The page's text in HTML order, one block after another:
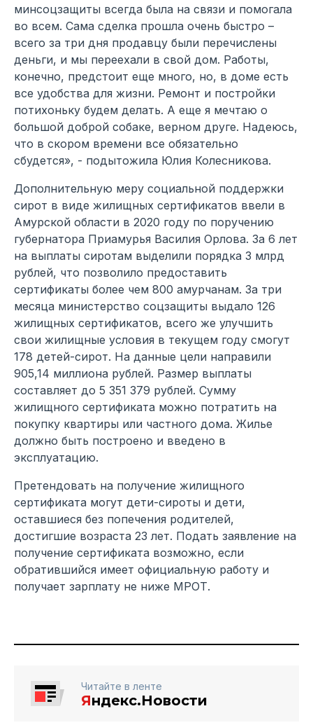
минсоцзащиты всегда была на связи и помогала
во всем. Сама сделка прошла очень быстро –
всего за три дня продавцу были перечислены
деньги, и мы переехали в свой дом. Работы,
конечно, предстоит еще много, но, в доме есть
все удобства для жизни. Ремонт и постройки
потихоньку будем делать. А еще я мечтаю о
большой доброй собаке, верном друге. Надеюсь,
что в скором времени все обязательно
сбудется», - подытожила Юлия Колесникова.
Дополнительную меру социальной поддержки
сирот в виде жилищных сертификатов ввели в
Амурской области в 2020 году по поручению
губернатора Приамурья Василия Орлова. За 6 лет
на выплаты сиротам выделили порядка 3 млрд
рублей, что позволило предоставить
сертификаты более чем 800 амурчанам. За три
месяца министерство соцзащиты выдало 126
жилищных сертификатов, всего же улучшить
свои жилищные условия в текущем году смогут
178 детей-сирот. На данные цели направили
905,14 миллиона рублей. Размер выплаты
составляет до 5 351 379 рублей. Сумму
жилищного сертификата можно потратить на
покупку квартиры или частного дома. Жилье
должно быть построено и введено в
эксплуатацию.
Претендовать на получение жилищного
сертификата могут дети-сироты и дети,
оставшиеся без попечения родителей,
достигшие возраста 23 лет. Подать заявление на
получение сертификата возможно, если
обратившийся имеет официальную работу и
получает зарплату не ниже МРОТ.
Читайте в ленте
Яндекс.Новости